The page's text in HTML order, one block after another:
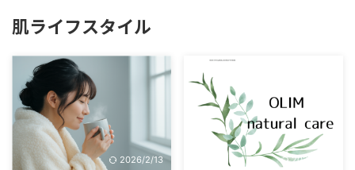
肌ライフスタイル
2026/2/13 2026/2/13